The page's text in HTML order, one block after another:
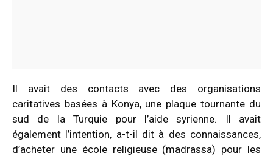
Il avait des contacts avec des organisations
caritatives basées à Konya, une plaque tournante du
sud de la Turquie pour l’aide syrienne. Il avait
également l’intention, a-t-il dit à des connaissances,
d’acheter une école religieuse (madrassa) pour les